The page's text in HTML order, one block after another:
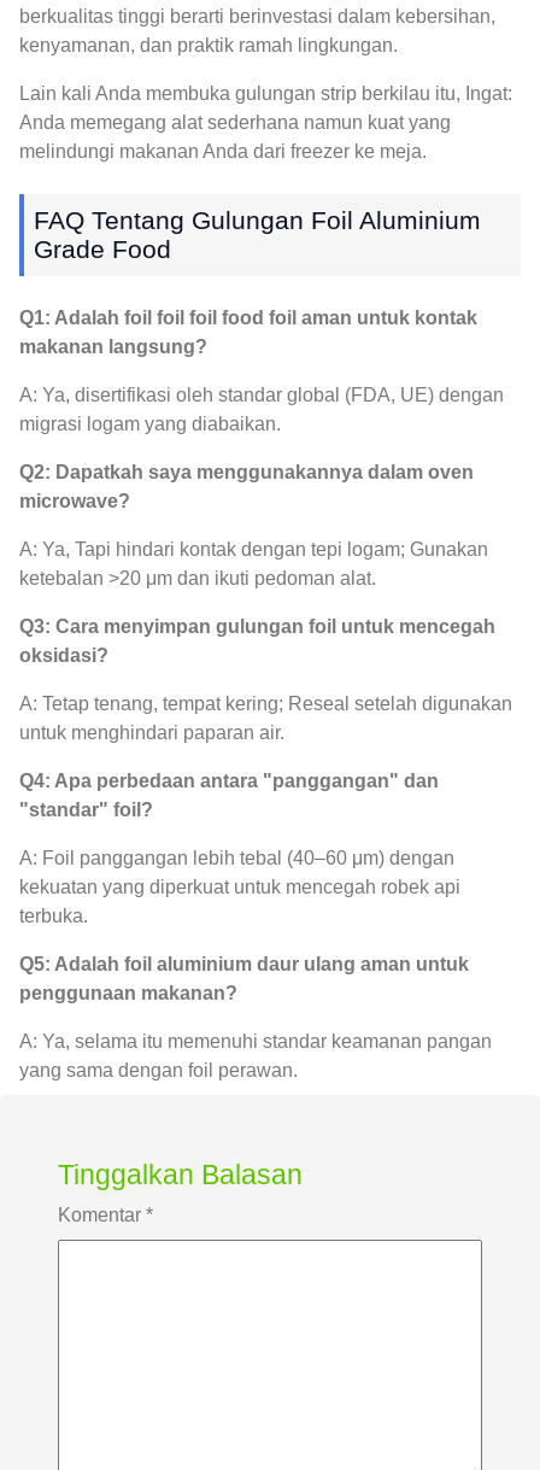
berkualitas tinggi berarti berinvestasi dalam kebersihan,
kenyamanan, dan praktik ramah lingkungan.
Lain kali Anda membuka gulungan strip berkilau itu, Ingat:
Anda memegang alat sederhana namun kuat yang
melindungi makanan Anda dari freezer ke meja.
FAQ Tentang Gulungan Foil Aluminium
Grade Food
Q1: Adalah foil foil foil food foil aman untuk kontak
makanan langsung?
A: Ya, disertifikasi oleh standar global (FDA, UE) dengan
migrasi logam yang diabaikan.
Q2: Dapatkah saya menggunakannya dalam oven
microwave?
A: Ya, Tapi hindari kontak dengan tepi logam; Gunakan
ketebalan >20 μm dan ikuti pedoman alat.
Q3: Cara menyimpan gulungan foil untuk mencegah
oksidasi?
A: Tetap tenang, tempat kering; Reseal setelah digunakan
untuk menghindari paparan air.
Q4: Apa perbedaan antara "panggangan" dan
"standar" foil?
A: Foil panggangan lebih tebal (40–60 μm) dengan
kekuatan yang diperkuat untuk mencegah robek api
terbuka.
Q5: Adalah foil aluminium daur ulang aman untuk
penggunaan makanan?
A: Ya, selama itu memenuhi standar keamanan pangan
yang sama dengan foil perawan.
Tinggalkan Balasan
Komentar *